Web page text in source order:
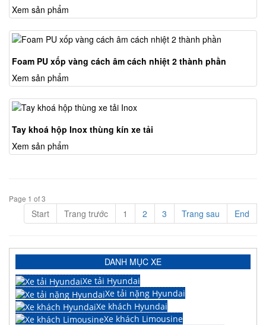
DANH MỤC XE
Xe tải Hyundai
Xe tải nặng Hyundai
Xe khách Hyundai
Xe khách Limousine
Xem sản phẩm
Foam PU xốp vàng cách âm cách nhiệt 2 thành phần
Xem sản phẩm
Tay khoá hộp Inox thùng kín xe tải
Xem sản phẩm
Page 1 of 3
Start Trang trước 1 2 3 Trang sau End